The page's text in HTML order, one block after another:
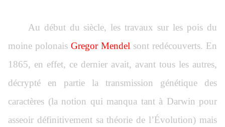
Au début du siècle, les travaux sur les pois du
moine polonais Gregor Mendel sont redécouverts. En
1865, en effet, ce dernier avait, avant tous les autres,
décrypté en partie la transmission génétique des
caractères (la notion qui manqua tant à Darwin pour
asseoir définitivement sa théorie de l’Évolution) mais